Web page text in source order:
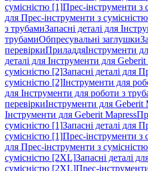
сумісністю [1]Прес-інструменти з
для Прес-інструменти з
з трубамиЗапасні деталі для
трубамиОбпресувальні заглушки
перевіркиПриладдяІнструменти
деталі для Інструменти для
сумісністю [2]Запасні деталі для
сумісністю [2]Інструменти для
для Інструменти для роботи з
перевіркиІнструменти для Geberit
Інструменти для Geberit Mapress
сумісністю [1]Запасні деталі для
сумісністю [1]Прес-інструменти з
для Прес-інструменти з
сумісністю [2XL]Запасні деталі
сумісністю [2XL]Прес-